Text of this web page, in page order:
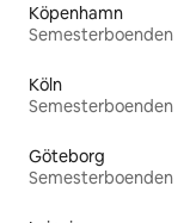
Köpenhamn
Semesterboenden
Köln
Semesterboenden
Göteborg
Semesterboenden